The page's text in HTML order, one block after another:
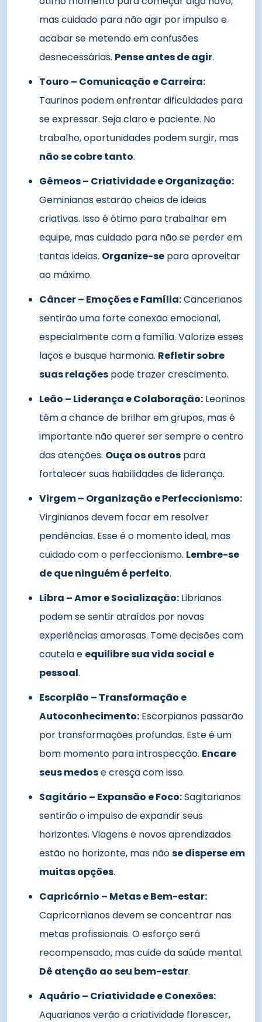
mas cuidado para não agir por impulso e
acabar se metendo em confusões
desnecessárias. Pense antes de agir.
Touro – Comunicação e Carreira:
Taurinos podem enfrentar dificuldades para
se expressar. Seja claro e paciente. No
trabalho, oportunidades podem surgir, mas
não se cobre tanto.
Gêmeos – Criatividade e Organização:
Geminianos estarão cheios de ideias
criativas. Isso é ótimo para trabalhar em
equipe, mas cuidado para não se perder em
tantas ideias. Organize-se para aproveitar
ao máximo.
Câncer – Emoções e Família:Cancerianos
sentirão uma forte conexão emocional,
especialmente com a família. Valorize esses
laços e busque harmonia. Refletir sobre
suas relações pode trazer crescimento.
Leão – Liderança e Colaboração: Leoninos
têm a chance de brilhar em grupos, mas é
importante não querer ser sempre o centro
das atenções. Ouça os outros para
fortalecer suas habilidades de liderança.
Virgem – Organização e Perfeccionismo:
Virginianos devem focar em resolver
pendências. Esse é o momento ideal, mas
cuidado com o perfeccionismo. Lembre-se
de que ninguém é perfeito.
Libra – Amor e Socialização: Librianos
podem se sentir atraídos por novas
experiências amorosas. Tome decisões com
cautela e equilibre sua vida social e
pessoal.
Escorpião – Transformação e
Autoconhecimento: Escorpianos passarão
por transformações profundas. Este é um
bom momento para introspecção. Encare
seus medose cresça com isso.
Sagitário – Expansão e Foco:Sagitarianos
sentirão o impulso de expandir seus
horizontes. Viagens e novos aprendizados
estão no horizonte, mas nãose disperse em
muitas opções.
Capricórnio – Metas e Bem-estar:
Capricornianos devem se concentrar nas
metas profissionais. O esforço será
recompensado, mas cuide da saúde mental.
Dê atenção ao seu bem-estar.
Aquário – Criatividade e Conexões:
Aquarianos verão a criatividade florescer,